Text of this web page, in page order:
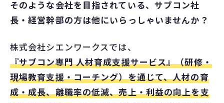
そのような会社を目指されている、サブコン社
長・経営幹部の方は他にいらっしゃいませんか？
株式会社シエンワークスでは、
『サブコン専門 人材育成支援サービス』（研修・
現場教育支援・コーチング）を通じて、人材の育
成・成長、離職率の低減、売上・利益の向上を支